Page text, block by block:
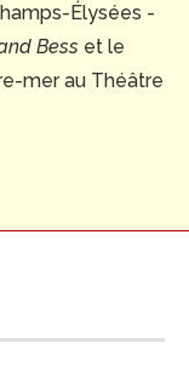
Élysées -
Bess et le
mer au Théâtre